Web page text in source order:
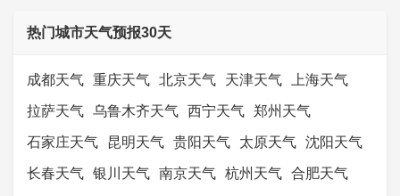
热门城市天气预报30天
成都天气 重庆天气 北京天气 天津天气 上海天气
拉萨天气 乌鲁木齐天气 西宁天气 郑州天气
石家庄天气 昆明天气 贵阳天气 太原天气 沈阳天气
长春天气 银川天气 南京天气 杭州天气 合肥天气